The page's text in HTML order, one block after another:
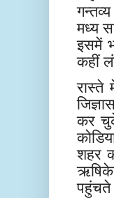
मध्य
इसमें
कहीं
रास्ते
कर
शहर
पहुंचते